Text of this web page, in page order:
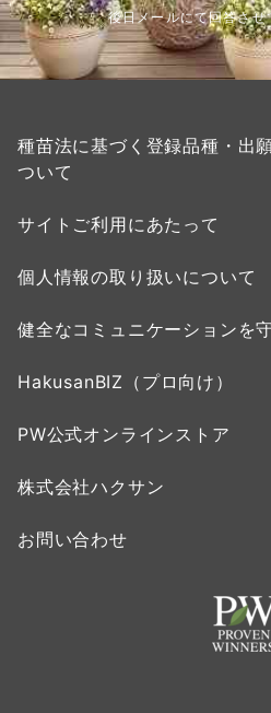
後日メールにて回答さ
種苗法に基づく登録品種・出
ついて
サイトご利用にあたって
個人情報の取り扱いについて
健全なコミュニケーションを
HakusanBIZ（プロ向け）
PW公式オンラインストア
株式会社ハクサン
お問い合わせ